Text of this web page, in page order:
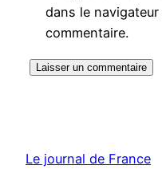
dans le
commentaire.
Le journal de France